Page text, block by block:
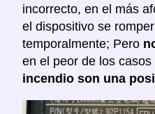
incorrecto, en el más
el dispositivo se
temporalmente; Pero
en el peor de los casos
incendio son una